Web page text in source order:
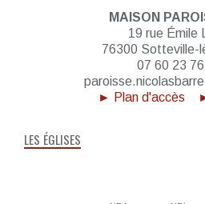
MAISON
19 rue Émile
76300 Sotteville-
07 60 23
► Plan d'accès
LES ÉGLISES